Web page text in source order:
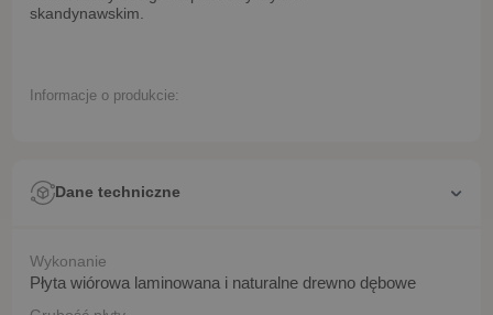
skandynawskim.
Informacje o produkcie:
Dane techniczne
Wykonanie
Płyta wiórowa laminowana i naturalne drewno dębowe